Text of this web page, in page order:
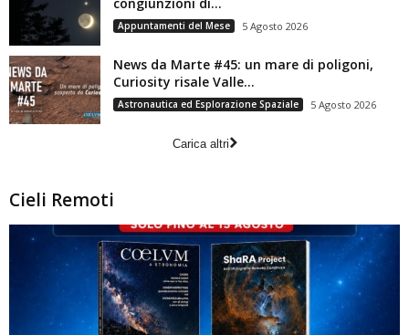
Appuntamenti del Mese 5 Agosto 2026
News da Marte #45: un mare di poligoni,
Curiosity risale Valle...
Astronautica ed Esplorazione Spaziale 5 Agosto 2026
Carica altri
Cieli Remoti